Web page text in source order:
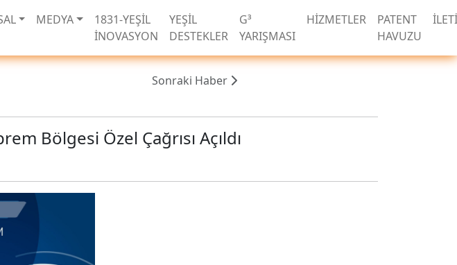
MEDYA
1831-YEŞİL
İNOVASYON
YEŞİL
DESTEKLER
G³
YARIŞMASI
HİZMETLER
PATENT
HAVUZU
Sonraki Haber
Bölgesi Özel Çağrısı Açıldı